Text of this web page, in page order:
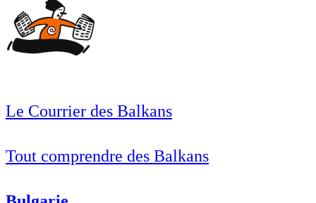
Le Courrier des Balkans
Tout comprendre des Balkans